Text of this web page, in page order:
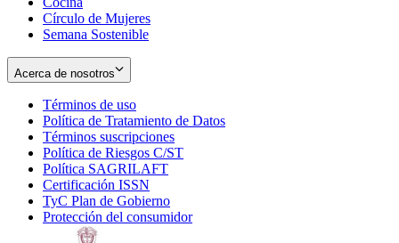
Círculo de Mujeres
Semana Sostenible
Acerca de nosotros
Términos de uso
in
new
window
Política de Tratamiento de Datos
Términos suscripciones
in
Política de Riesgos C/ST
Política SAGRILAFT
new
window
Certificación ISSN
in
new
TyC Plan de Gobierno
in
Protección del consumidorOpens